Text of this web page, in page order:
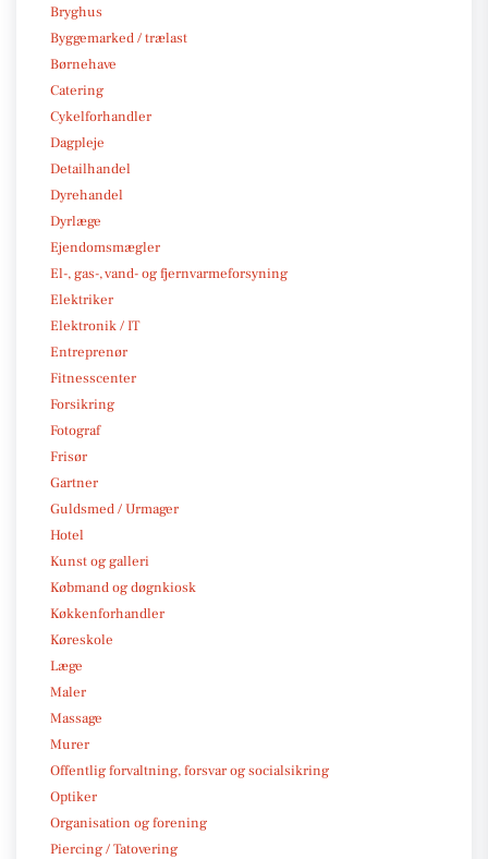
Bryghus
Byggemarked / trælast
Børnehave
Catering
Cykelforhandler
Dagpleje
Detailhandel
Dyrehandel
Dyrlæge
Ejendomsmægler
El-, gas-, vand- og fjernvarmeforsyning
Elektriker
Elektronik / IT
Entreprenør
Fitnesscenter
Forsikring
Fotograf
Frisør
Gartner
Guldsmed / Urmager
Hotel
Kunst og galleri
Købmand og døgnkiosk
Køkkenforhandler
Køreskole
Læge
Maler
Massage
Murer
Offentlig forvaltning, forsvar og socialsikring
Optiker
Organisation og forening
Piercing / Tatovering